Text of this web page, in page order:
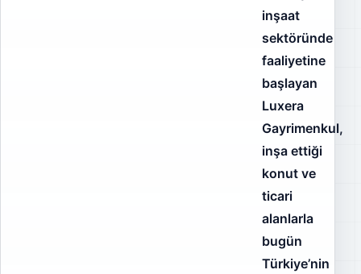
inşaat
sektöründe
faaliyetine
başlayan
Luxera
Gayrimenkul,
inşa ettiği
konut ve
ticari
alanlarla
bugün
Türkiye’nin